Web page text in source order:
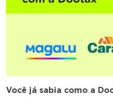
Você já sabia como a